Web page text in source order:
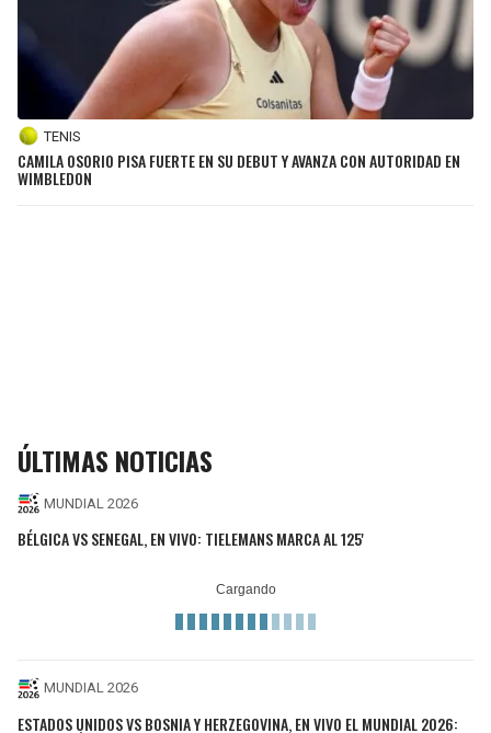
TENIS
CAMILA OSORIO PISA FUERTE EN SU DEBUT Y AVANZA CON AUTORIDAD EN
WIMBLEDON
ÚLTIMAS NOTICIAS
MUNDIAL 2026
BÉLGICA VS SENEGAL, EN VIVO: TIELEMANS MARCA AL 125'
MUNDIAL 2026
ESTADOS UNIDOS VS BOSNIA Y HERZEGOVINA, EN VIVO EL MUNDIAL 2026: